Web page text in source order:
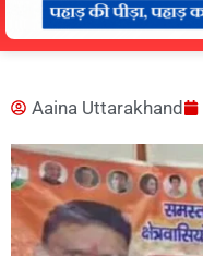
Aaina Uttarakhand